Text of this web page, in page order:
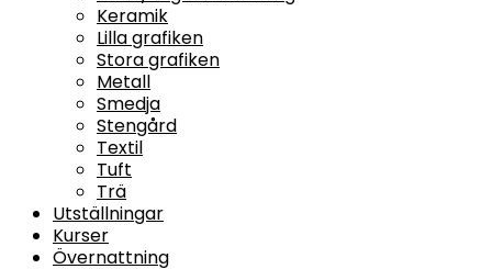
Keramik
Lilla grafiken
Stora grafiken
Metall
Smedja
Stengård
Textil
Tuft
Trä
Utställningar
Kurser
Övernattning